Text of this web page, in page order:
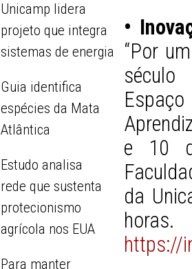
Unicamp lidera
projeto que integra
sistemas de energia
Guia identifica
espécies da Mata
Atlântica
Estudo analisa
rede que sustenta
protecionismo
agrícola nos EUA
Para manter
•
“Por
século
e 10
da
https://